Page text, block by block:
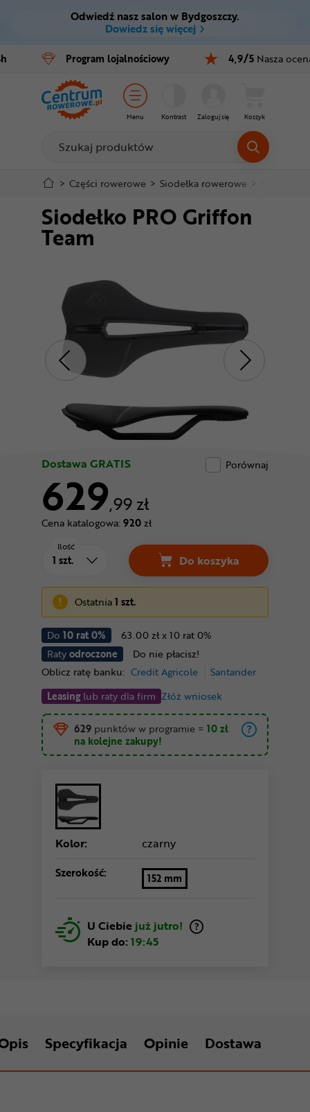
Ctrl M
Menu główne
Informacje o produkcie
Do koszyka
Szczegółowe informacje
Stopka
Odwiedź nasz salon w Bydgoszczy.
Dowiedz się więcej
Program lojalnościowy 4,9/5 Nasza
Menu Kontrast Zaloguj się Koszyk
Rowery
E-bike
Części
Akcesoria
Odzież
Kaski
Buty
Warsztat
Odżywki
Nowości
Superoferta
> Części rowerowe > Siodełka rowerowe >
Siodełko PRO Griffon
Team
Dostawa GRATIS Porównaj
629,99 zł
Cena katalogowa: 920zł
Do 10 rat 0%
63.00 zł x 10 rat 0%
Ratyodroczone
Do nie płacisz!
Oblicz ratę banku: Credit Agricole
Santander
Leasinglub raty dla firm Złóż wniosek
Ilość
Do koszyka
Ostatnia1 szt.
629 punktów w programie = 10 zł
na kolejne zakupy!
Kolor: czarny
Szerokość: 152 mm
U Ciebie już jutro!
Kup do: 19:45
Specyfikacja Opinie Dostawa